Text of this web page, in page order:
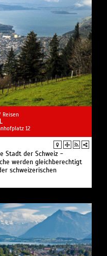
Reisen
12
Stadt der Schweiz -
werden gleichberechtigt
schweizerischen